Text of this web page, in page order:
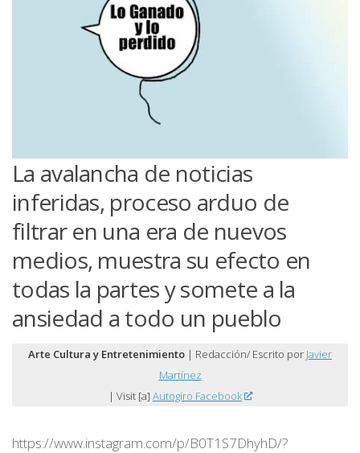
La avalancha de noticias
inferidas, proceso arduo de
filtrar en una era de nuevos
medios, muestra su efecto en
todas la partes y somete a la
ansiedad a todo un pueblo
Arte Cultura y Entretenimiento | Redacción/ Escrito por Javier
Martínez
| Visit [a] Autogiro Facebook
https://www.instagram.com/p/B0T1S7DhyhD/?